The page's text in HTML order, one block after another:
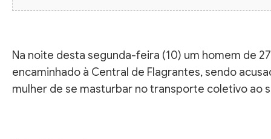
Na noite desta segunda-feira (10) um homem de
encaminhado à Central de Flagrantes, sendo
mulher de se masturbar no transporte coletivo ao